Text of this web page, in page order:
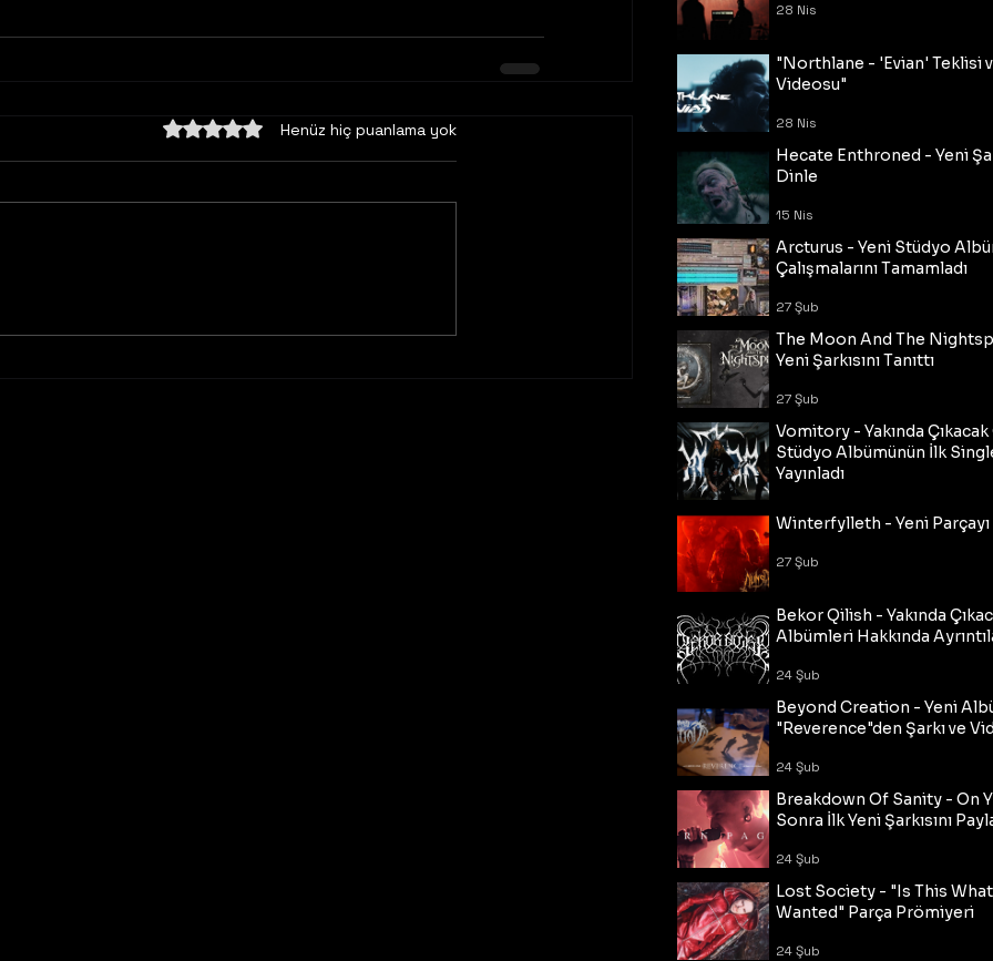
5 üzerinden 0 yıldızHenüz hiç puanlama yok
28 Nis
"Northlane - 'Evian' Teklisi
Videosu"
28 Nis
Hecate Enthroned - Yeni
Dinle
15 Nis
Arcturus - Yeni Stüdyo
Çalışmalarını Tamamladı
27 Şub
The Moon And The
Yeni Şarkısını Tanıttı
27 Şub
Vomitory - Yakında
Stüdyo Albümünün İlk
Yayınladı
Winterfylleth - Yeni Parçayı
27 Şub
Bekor Qilish - Yakında
Albümleri Hakkında
24 Şub
Beyond Creation - Yeni
"Reverence"den Şarkı ve
24 Şub
Breakdown Of Sanity - On
Sonra İlk Yeni Şarkısını
24 Şub
Lost Society - "Is This
Wanted" Parça Prömiyeri
24 Şub